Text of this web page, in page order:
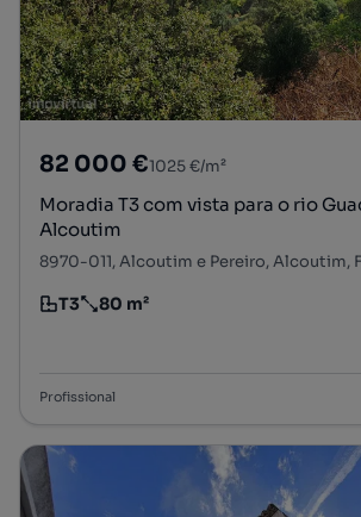
82 000 €1025 €/m²
Moradia T3 com vista para o rio
Alcoutim
8970-011, Alcoutim e Pereiro, Alcoutim,
Tipologia
T3
Preço por metro quadrado
80 m²
Profissional